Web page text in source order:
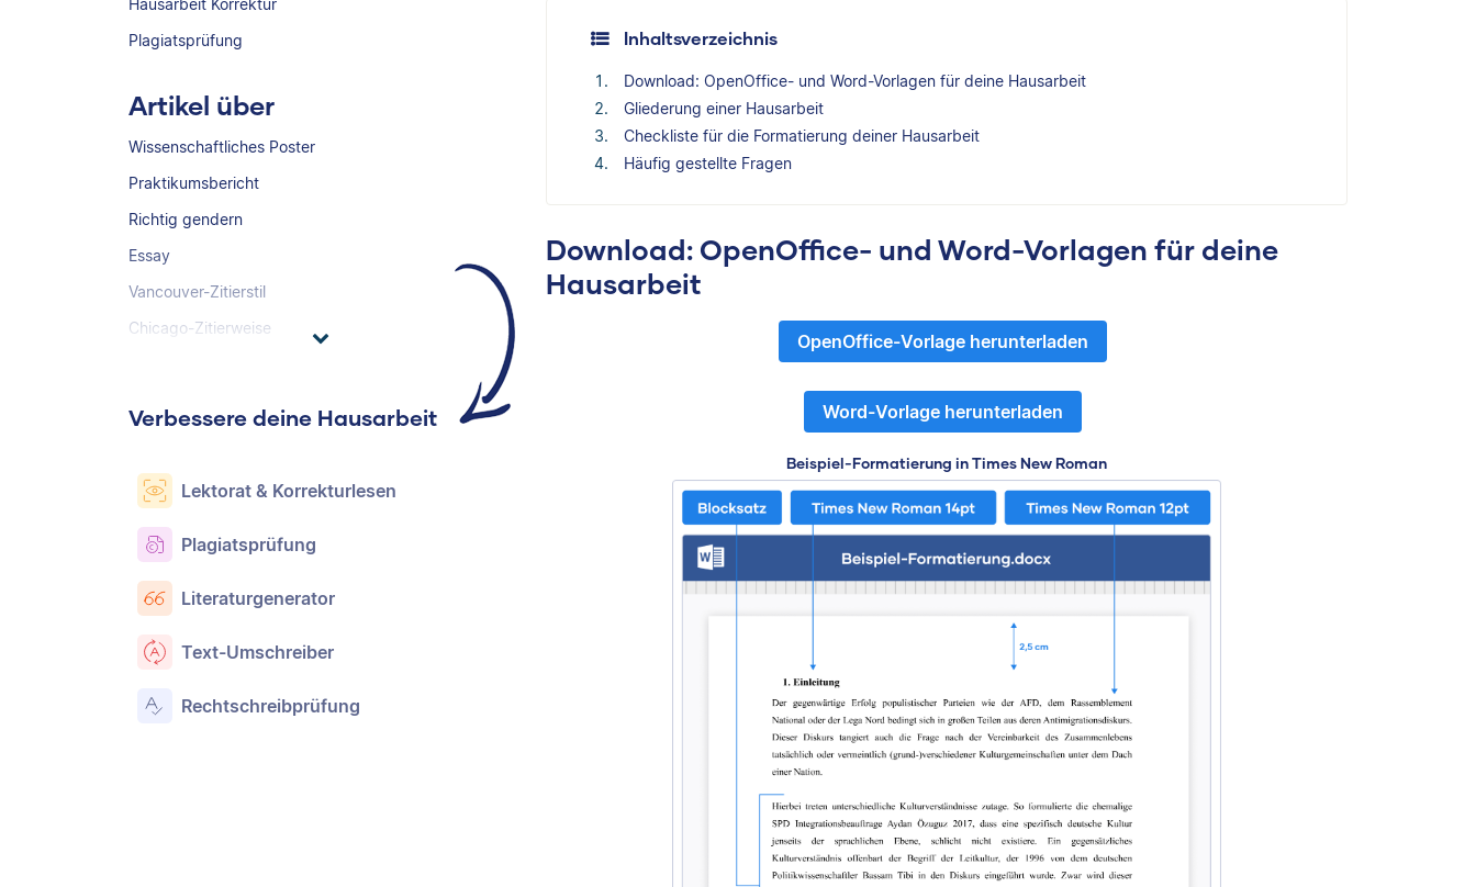
Hausarbeit Korrektur
Plagiatsprüfung
Artikel über
Wissenschaftliches Poster
Praktikumsbericht
Richtig gendern
Essay
Vancouver-Zitierstil
Chicago-Zitierweise
Verbessere deine Hausarbeit
Lektorat & Korrekturlesen
Plagiatsprüfung
Literaturgenerator
Text-Umschreiber
Rechtschreibprüfung
Inhaltsverzeichnis
Download: OpenOffice- und Word-Vorlagen für deine Hausarbeit
Gliederung einer Hausarbeit
Checkliste für die Formatierung deiner Hausarbeit
Häufig gestellte Fragen
Download: OpenOffice- und Word-Vorlagen für deine
Hausarbeit
OpenOffice-Vorlage herunterladen
Word-Vorlage herunterladen
Beispiel-Formatierung in Times New Roman